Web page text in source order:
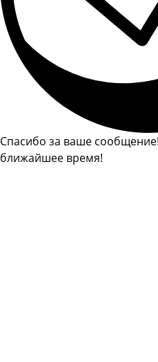
Спасибо за ваше
ближайшее время!